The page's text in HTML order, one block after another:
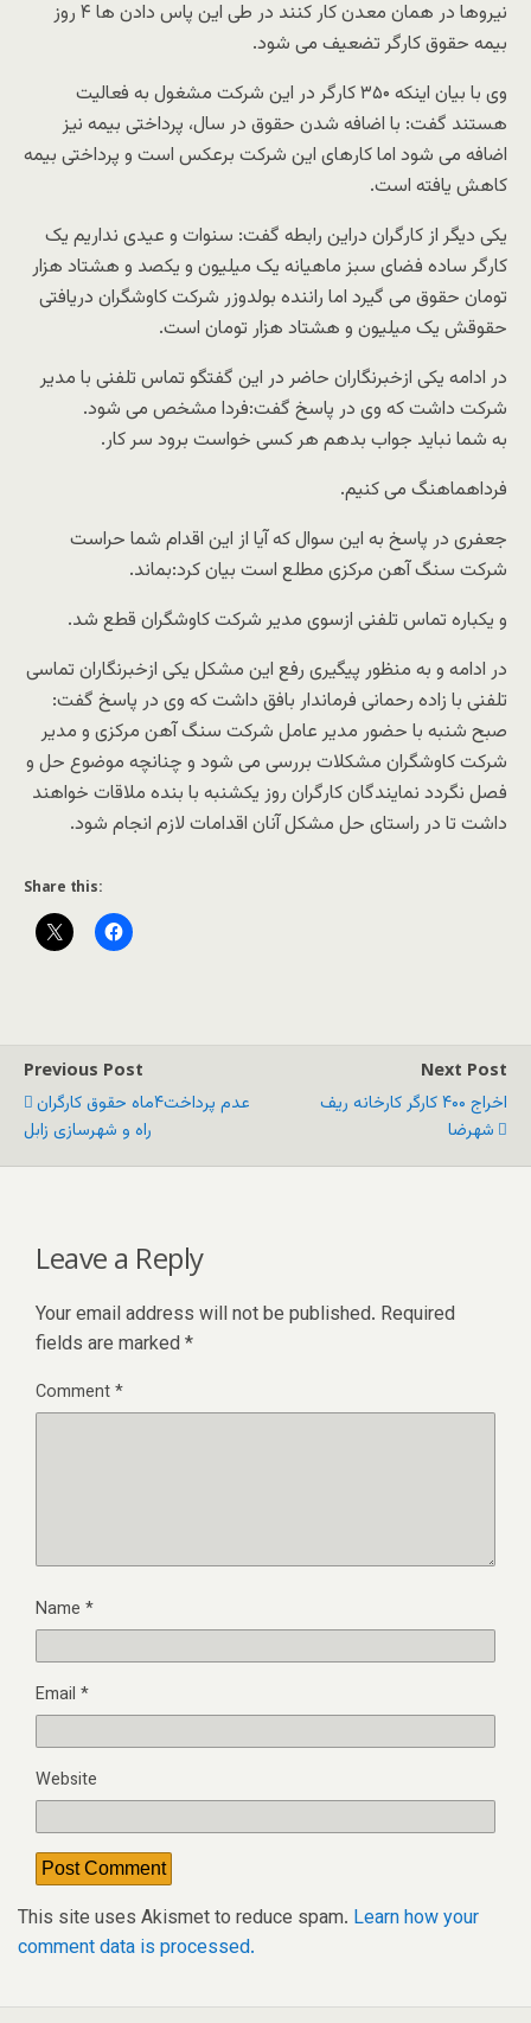
نیروها در همان معدن کار کنند در طی این پاس دادن ها ۴ روز
بیمه حقوق کارگر تضعیف می شود.
وی با بیان اینکه ۳۵۰ کارگر در این شرکت مشغول به فعالیت
هستند گفت: با اضافه شدن حقوق در سال، پرداختی بیمه نیز
اضافه می شود اما کارهای این شرکت برعکس است و پرداختی بیمه
کاهش یافته است.
یکی دیگر از کارگران دراین رابطه گفت: سنوات و عیدی نداریم یک
کارگر ساده فضای سبز ماهیانه یک میلیون و یکصد و هشتاد هزار
تومان حقوق می گیرد اما راننده بولدوزر شرکت کاوشگران دریافتی
حقوقش یک میلیون و هشتاد هزار تومان است.
در ادامه یکی ازخبرنگاران حاضر در این گفتگو تماس تلفنی با مدیر
شرکت داشت که وی در پاسخ گفت:فردا مشخص می شود.
به شما نباید جواب بدهم هر کسی خواست برود سر کار.
فرداهماهنگ می کنیم.
جعفری در پاسخ به این سوال که آیا از این اقدام شما حراست
شرکت سنگ آهن مرکزی مطلع است بیان کرد:بماند.
و یکباره تماس تلفنی ازسوی مدیر شرکت کاوشگران قطع شد.
در ادامه و به منظور پیگیری رفع این مشکل یکی ازخبرنگاران تماسی
تلفنی با زاده رحمانی فرماندار بافق داشت که وی در پاسخ گفت:
صبح شنبه با حضور مدیر عامل شرکت سنگ آهن مرکزی و مدیر
شرکت کاوشگران مشکلات بررسی می شود و چنانچه موضوع حل و
فصل نگردد نمایندگان کارگران روز یکشنبه با بنده ملاقات خواهند
داشت تا در راستای حل مشکل آنان اقدامات لازم انجام شود.
Share this:
Previous Post
عدم پرداخت۴ماه حقوق کارگران
راه و شهرسازی زابل
Next Post
اخراج ۴۰۰ کارگر کارخانه ریف
شهرضا
Leave a Reply
Your email address will not be published. Required
fields are marked *
Comment*
Name *
Email *
Website
This site uses Akismet to reduce spam. Learn how your
comment data is processed.